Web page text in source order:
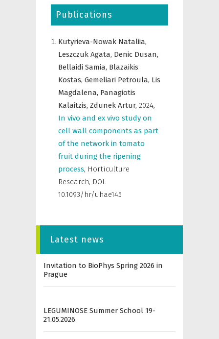
Publications
Kutyrieva-Nowak Nataliia,
Leszczuk Agata, Denic Dusan,
Bellaidi Samia, Blazaikis
Kostas, Gemeliari Petroula, Lis
Magdalena, Panagiotis
Kalaitzis, Zdunek Artur, 2024,
In vivo and ex vivo study on
cell wall components as part
of the network in tomato
fruit during the ripening
process, Horticulture
Research, DOI:
10.1093/hr/uhae145
Latest news
Invitation to BioPhys Spring 2026 in
Prague
LEGUMINOSE Summer School 19-
21.05.2026